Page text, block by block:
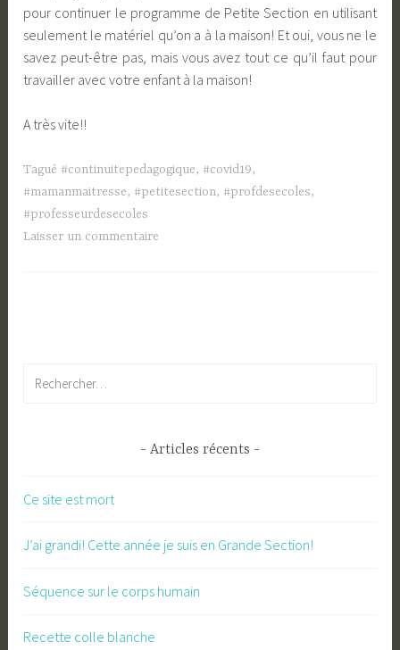
pour continuer le programme de Petite Section en utilisant
seulement le matériel qu’on a à la maison! Et oui, vous ne le
savez peut-être pas, mais vous avez tout ce qu’il faut pour
travailler avec votre enfant à la maison!
A très vite!!
Tagué #continuitepedagogique, #covid19,
#mamanmaitresse, #petitesection, #profdesecoles,
#professeurdesecoles
Laisser un commentaire
Articles récents
Ce site est mort
J’ai grandi! Cette année je suis en Grande Section!
Séquence sur le corps humain
Recette colle blanche